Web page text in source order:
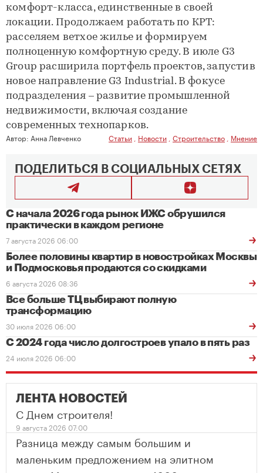
комфорт-класса, единственные в своей
локации. Продолжаем работать по КРТ:
расселяем ветхое жилье и формируем
полноценную комфортную среду. В июле G3
Group расширила портфель проектов, запустив
новое направление G3 Industrial. В фокусе
подразделения – развитие промышленной
недвижимости, включая создание
современных технопарков.
Автор: Анна Левченко Статьи Новости Строительство Мнение
ПОДЕЛИТЬСЯ В СОЦИАЛЬНЫХ СЕТЯХ
С начала 2026 года рынок ИЖС обрушился
практически в каждом регионе
7 августа 2026 06:00
Более половины квартир в новостройках Москвы
и Подмосковья продаются со скидками
6 августа 2026 08:36
Все больше ТЦ выбирают полную
трансформацию
30 июля 2026 06:00
С 2024 года число долгостроев упало в пять раз
24 июля 2026 06:00
ЛЕНТА НОВОСТЕЙ
С Днем строителя!
9 августа 2026 07:00
Разница между самым большим и
маленьким предложением на элитном